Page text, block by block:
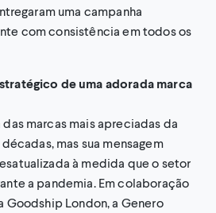
uma campanha
com consistência em todos os
de uma adorada marca
marcas mais apreciadas da
mas sua mensagem
à medida que o setor
a pandemia. Em colaboração
Goodship London, a Genero